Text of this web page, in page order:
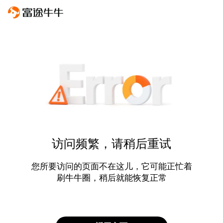
访问频繁，请稍后重试
您所要访问的页面不在这儿，它可能正忙着
刷牛牛圈，稍后就能恢复正常